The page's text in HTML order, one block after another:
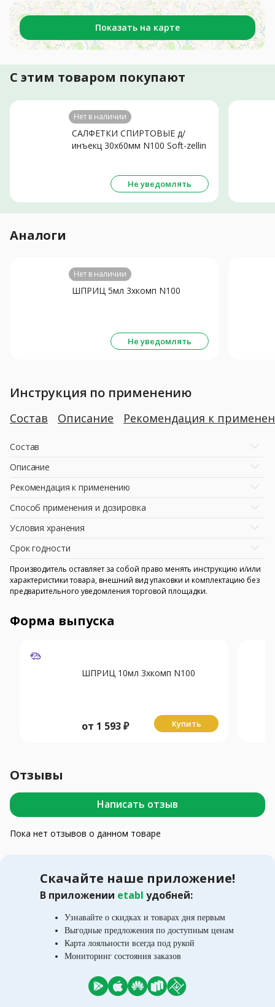
Показать на карте
С этим товаром покупают
Нет в наличии
САЛФЕТКИ СПИРТОВЫЕ д/
инъекц 30х60мм N100 Soft-zellin
Не уведомлять
Аналоги
Нет в наличии
ШПРИЦ 5мл 3хкомп N100
Не уведомлять
Инструкция по применению
Состав Описание Рекомендация к
Состав
Описание
Рекомендация к применению
Способ применения и дозировка
Условия хранения
Срок годности
Производитель оставляет за собой право менять инструкцию и/или
характеристики товара, внешний вид упаковки и комплектацию без
предварительного уведомления торговой площадки.
Форма выпуска
ШПРИЦ 10мл 3хкомп N100
от 1 593₽ Купить
Отзывы
Написать отзыв
Пока нет отзывов о данном товаре
Скачайте наше приложение!
В приложении etabl удобней:
Узнавайте о скидках и товарах дня первым
Выгодные предложения по доступным ценам
Карта лояльности всегда под рукой
Мониторинг состояния заказов